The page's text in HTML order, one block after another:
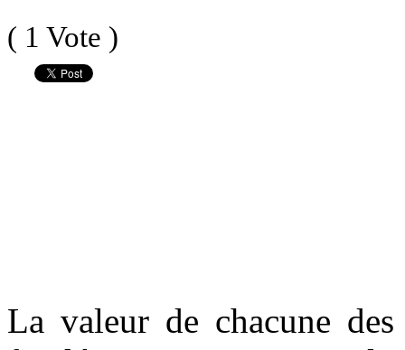
( 1 Vote )
La valeur de chacune